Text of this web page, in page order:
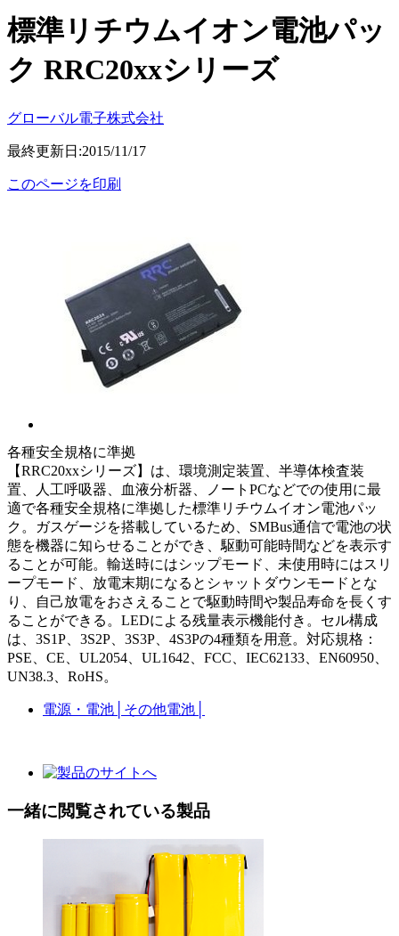
標準リチウムイオン電池パッ
ク RRC20xxシリーズ
グローバル電子株式会社
最終更新日:2015/11/17
このページを印刷
各種安全規格に準拠
【RRC20xxシリーズ】は、環境測定装置、半導体検査装
置、人工呼吸器、血液分析器、ノートPCなどでの使用に最
適で各種安全規格に準拠した標準リチウムイオン電池パッ
ク。ガスゲージを搭載しているため、SMBus通信で電池の状
態を機器に知らせることができ、駆動可能時間などを表示す
ることが可能。輸送時にはシップモード、未使用時にはスリ
ープモード、放電末期になるとシャットダウンモードとな
り、自己放電をおさえることで駆動時間や製品寿命を長くす
ることができる。LEDによる残量表示機能付き。セル構成
は、3S1P、3S2P、3S3P、4S3Pの4種類を用意。対応規格：
PSE、CE、UL2054、UL1642、FCC、IEC62133、EN60950、
UN38.3、RoHS。
電源・電池 その他電池
一緒に閲覧されている製品